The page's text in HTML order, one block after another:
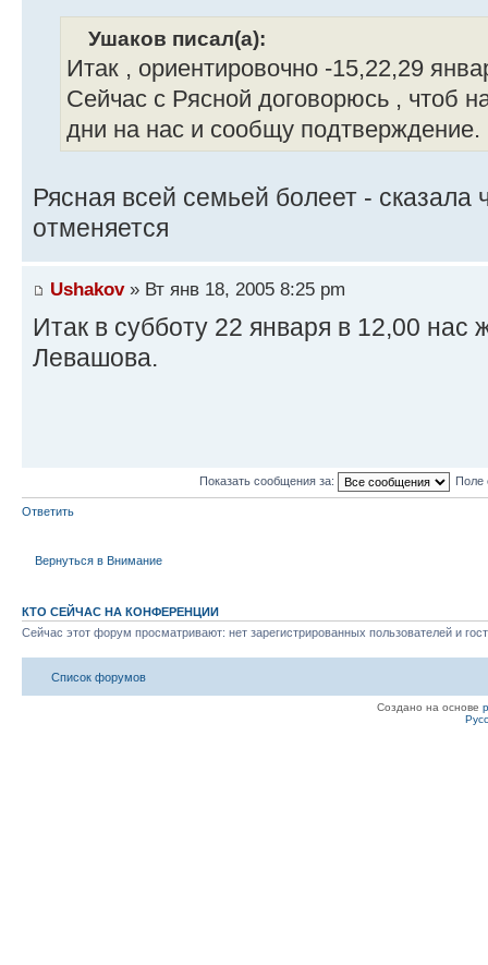
Ушаков писал(а):
Итак , ориентировочно -15,22,29
Сейчас с Рясной договорюсь , чтоб
дни на нас и сообщу подтверждение.
Рясная всей семьей болеет - сказала
отменяется
Ushakov» Вт янв 18, 2005 8:25 pm
Итак в субботу 22 января в 12,00 нас
Левашова.
Показать сообщения за: Поле
Ответить
Вернуться в Внимание
КТО СЕЙЧАС НА КОНФЕРЕНЦИИ
Сейчас этот форум просматривают: нет зарегистрированных пользователей и
Список форумов
Создано на основе